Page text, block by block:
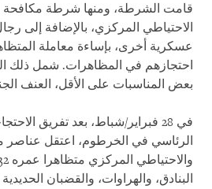
قامت الشرطة، ومنها شرطة
الاحتياطي المركزي، بالإضافة إلى
عسكرية أخرى، بإساءة معاملة
احتجازهم في المظاهرات. شمل ذلك
بعض المناسبات على الأقل، العنف
في 28 فبراير/شباط، بعد تفريق
الرئاسي في الخرطوم، اعتقل
البنادق، والهراوات، والقضبان